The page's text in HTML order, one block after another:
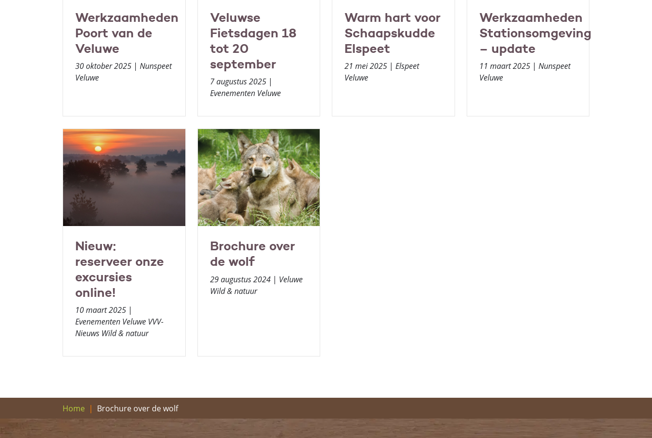
Werkzaamheden
Poort van de
Veluwe
30 oktober 2025 | Nunspeet
Veluwe
Veluwse
Fietsdagen 18
tot 20
september
7 augustus 2025 |
Evenementen Veluwe
Warm hart voor
Schaapskudde
Elspeet
21 mei 2025 | Elspeet
Veluwe
Werkzaamheden
Stationsomgeving
– update
11 maart 2025 | Nunspeet
Veluwe
Nieuw:
reserveer onze
excursies
online!
10 maart 2025 |
Evenementen Veluwe VVV-
Nieuws Wild & natuur
Brochure over
de wolf
29 augustus 2024 | Veluwe
Wild & natuur
Home Brochure over de wolf